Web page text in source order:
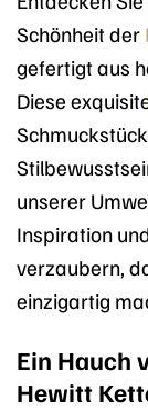
Schönheit der
gefertigt aus
Diese
unserer
Inspiration
verzaubern,
einzigartig
Ein Hauch
Hewitt